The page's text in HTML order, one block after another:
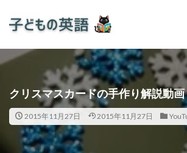
クリスマスカードの手作り解説動画
2015年11月27日 2015年11月27日